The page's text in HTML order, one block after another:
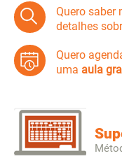
Quero saber
detalhes
Quero
uma aula